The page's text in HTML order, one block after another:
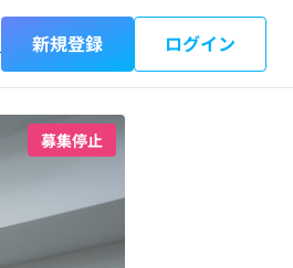
新規登録 ログイン
募集停止